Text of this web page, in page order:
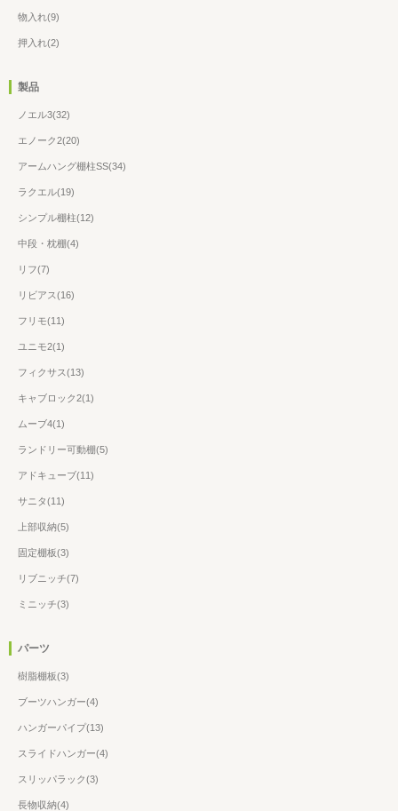
物入れ(9)
押入れ(2)
製品
ノエル3(32)
エノーク2(20)
アームハング棚柱SS(34)
ラクエル(19)
シンプル棚柱(12)
中段・枕棚(4)
リフ(7)
リビアス(16)
フリモ(11)
ユニモ2(1)
フィクサス(13)
キャブロック2(1)
ムーブ4(1)
ランドリー可動棚(5)
アドキューブ(11)
サニタ(11)
上部収納(5)
固定棚板(3)
リブニッチ(7)
ミニッチ(3)
パーツ
樹脂棚板(3)
ブーツハンガー(4)
ハンガーパイプ(13)
スライドハンガー(4)
スリッパラック(3)
長物収納(4)